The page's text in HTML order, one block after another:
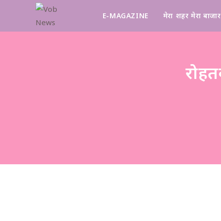
E-MAGAZINE मेरा शहर मेरा बाजार